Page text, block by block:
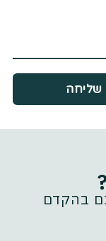
שליחה
בהקדם